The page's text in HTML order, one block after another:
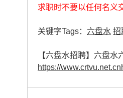
求职时不要以任何名义
关键字Tags： 六盘水 招
【六盘水招聘】六盘水
https://